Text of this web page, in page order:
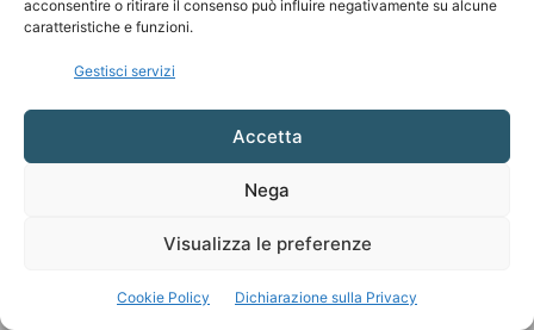
acconsentire o ritirare il consenso può influire negativamente su alcune
caratteristiche e funzioni.
Gestisci servizi
Accetta
Nega
Visualizza le preferenze
Cookie Policy Dichiarazione sulla Privacy